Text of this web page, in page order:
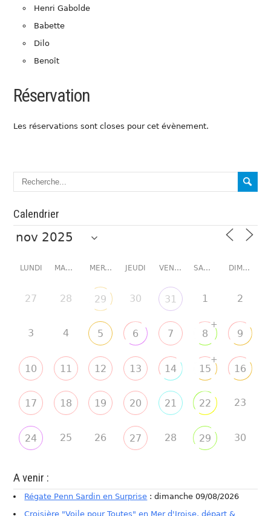
Henri Gabolde
Babette
Dilo
Benoît
Réservation
Les réservations sont closes pour cet évènement.
Calendrier
LUNDI MARDI MERCREDI JEUDI VENDREDI SAMEDI DIMANCHE
27 28 29 30 31 1 2
3 4 5 6 7 8
+
9
10 11 12 13 14 15
+
16
17 18 19 20 21 22 23
24 25 26 27 28 29 30
A venir :
Régate Penn Sardin en Surprise : dimanche 09/08/2026
Croisière "Voile pour Toutes" en Mer d'Iroise, départ &